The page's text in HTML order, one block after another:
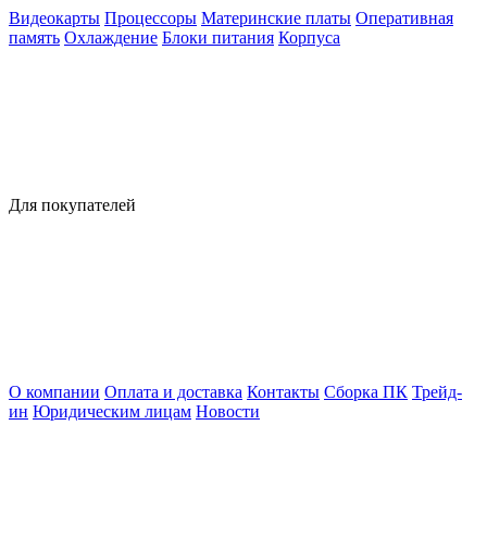
Видеокарты Процессоры Материнские платы Оперативная
память Охлаждение Блоки питания Корпуса
Для покупателей
О компании Оплата и доставка Контакты Сборка ПК Трейд-
ин Юридическим лицам Новости